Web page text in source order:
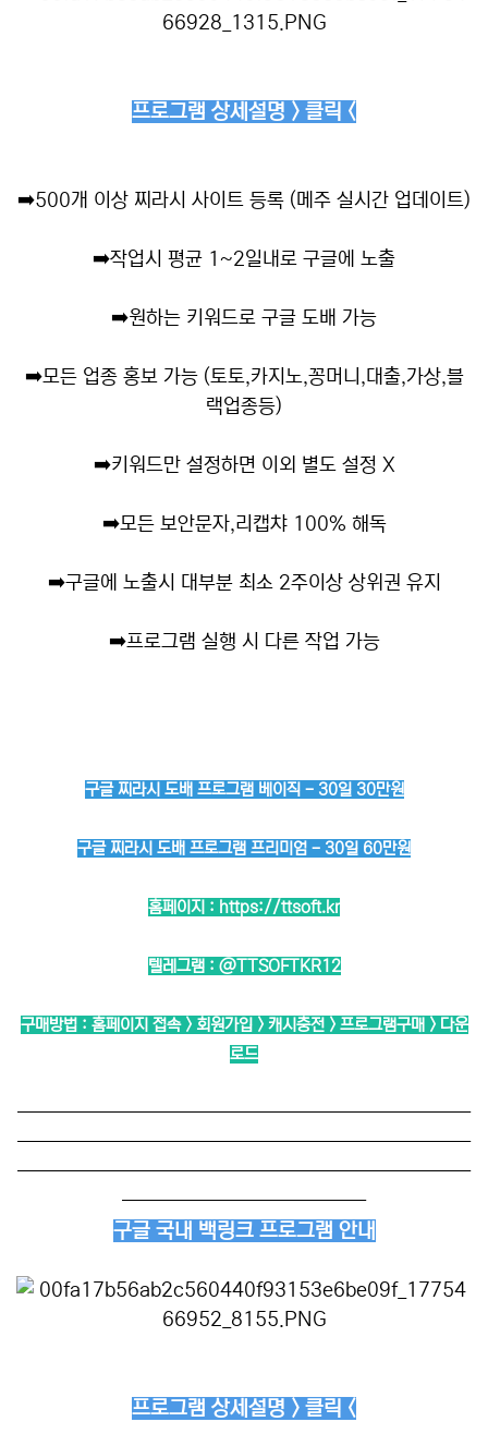
프로그램 상세설명 > 클릭 <
➡️500개 이상 찌라시 사이트 등록 (메주 실시간 업데이트)
➡️작업시 평균 1~2일내로 구글에 노출
➡️원하는 키워드로 구글 도배 가능
➡️모든 업종 홍보 가능 (토토,카지노,꽁머니,대출,가상,블
랙업종등)
➡️키워드만 설정하면 이외 별도 설정 X
➡️모든 보안문자,리캡챠 100% 해독
➡️구글에 노출시 대부분 최소 2주이상 상위권 유지
➡️프로그램 실행 시 다른 작업 가능
구글 찌라시 도배 프로그램 베이직 - 30일 30만원
구글 찌라시 도배 프로그램 프리미엄 - 30일 60만원
홈페이지 : https://ttsoft.kr
텔레그램 : @TTSOFTKR12
구매방법 : 홈페이지 접속 > 회원가입 > 캐시충전 > 프로그램구매 > 다운
로드
──────────────────────────
──────────────────────────
──────────────────────────
──────────────
구글 국내 백링크 프로그램 안내
프로그램 상세설명 > 클릭 <